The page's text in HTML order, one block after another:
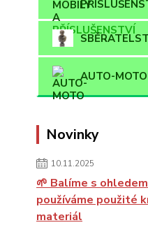
AUTO-MOTO
Novinky
10.11.2025
🌱 Balíme s
používáme použité
materiál